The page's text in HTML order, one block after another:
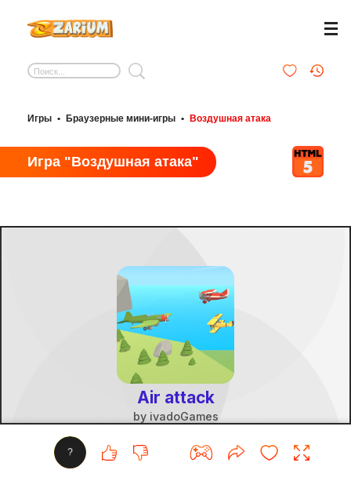
Игры • Браузерные мини-игры • Воздушная атака
Игра "Воздушная атака"
?